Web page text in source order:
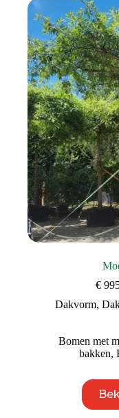
€
Dakvorm,
Bomen met
bakken,